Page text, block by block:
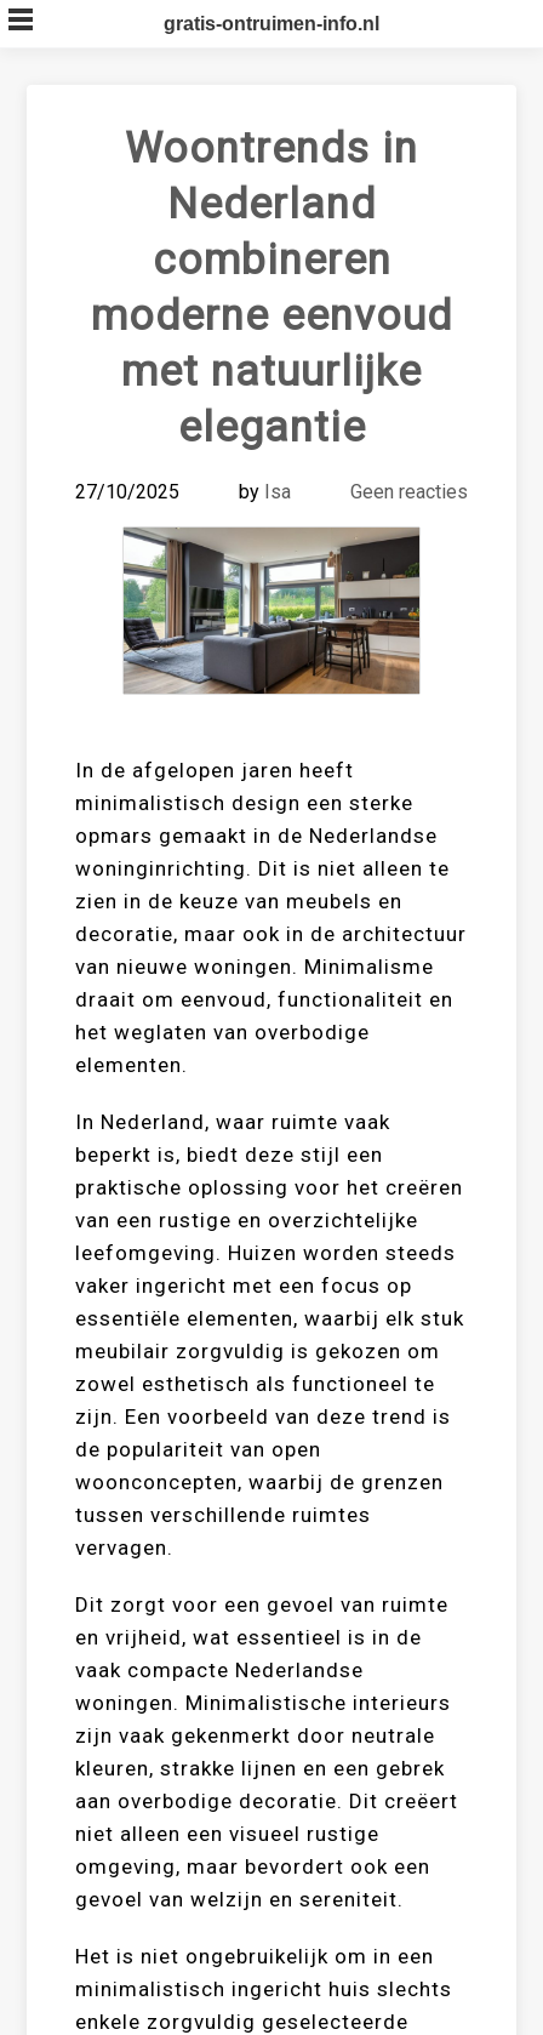
Skip
to
gratis-ontruimen-info.nl
Woontrends in
Nederland
combineren
moderne eenvoud
met natuurlijke
elegantie
27/10/2025 by Isa Geen reacties
In de afgelopen jaren heeft
minimalistisch design een sterke
opmars gemaakt in de Nederlandse
woninginrichting. Dit is niet alleen te
zien in de keuze van meubels en
decoratie, maar ook in de architectuur
van nieuwe woningen. Minimalisme
draait om eenvoud, functionaliteit en
het weglaten van overbodige
elementen.
In Nederland, waar ruimte vaak
beperkt is, biedt deze stijl een
praktische oplossing voor het creëren
van een rustige en overzichtelijke
leefomgeving. Huizen worden steeds
vaker ingericht met een focus op
essentiële elementen, waarbij elk stuk
meubilair zorgvuldig is gekozen om
zowel esthetisch als functioneel te
zijn. Een voorbeeld van deze trend is
de populariteit van open
woonconcepten, waarbij de grenzen
tussen verschillende ruimtes
vervagen.
Dit zorgt voor een gevoel van ruimte
en vrijheid, wat essentieel is in de
vaak compacte Nederlandse
woningen. Minimalistische interieurs
zijn vaak gekenmerkt door neutrale
kleuren, strakke lijnen en een gebrek
aan overbodige decoratie. Dit creëert
niet alleen een visueel rustige
omgeving, maar bevordert ook een
gevoel van welzijn en sereniteit.
Het is niet ongebruikelijk om in een
minimalistisch ingericht huis slechts
enkele zorgvuldig geselecteerde